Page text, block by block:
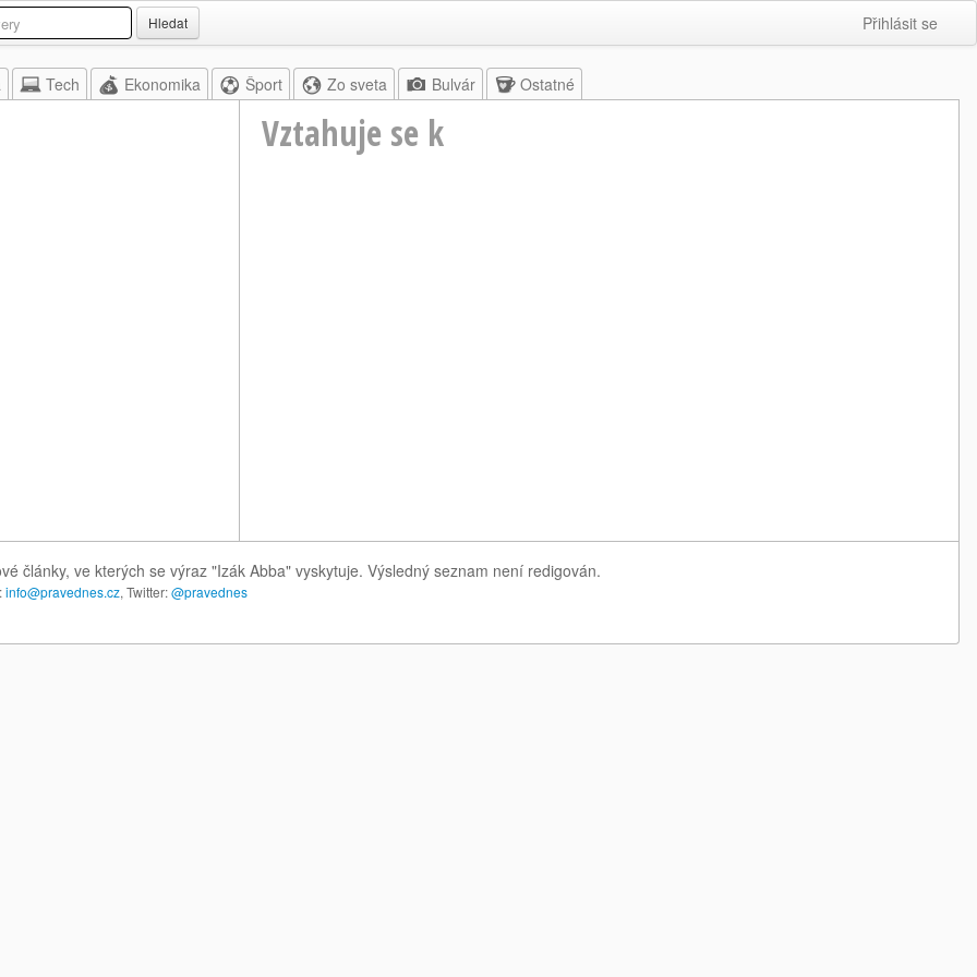
Hledat Přihlásit se
Tech Ekonomika Šport Zo sveta Bulvár Ostatné
Vztahuje se k
články, ve kterých se výraz "Izák Abba" vyskytuje. Výsledný seznam není redigován.
info@pravednes.cz, Twitter:@pravednes